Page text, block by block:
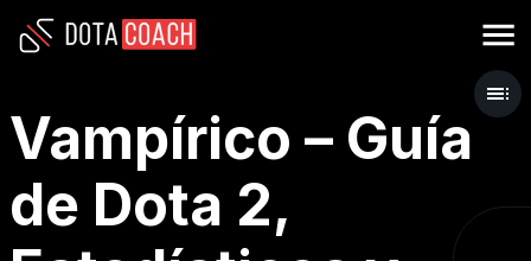
Vampírico – Guía
de Dota 2,